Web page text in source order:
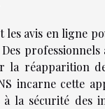
avis en ligne
la réapparition
incarne cette
la sécurité des